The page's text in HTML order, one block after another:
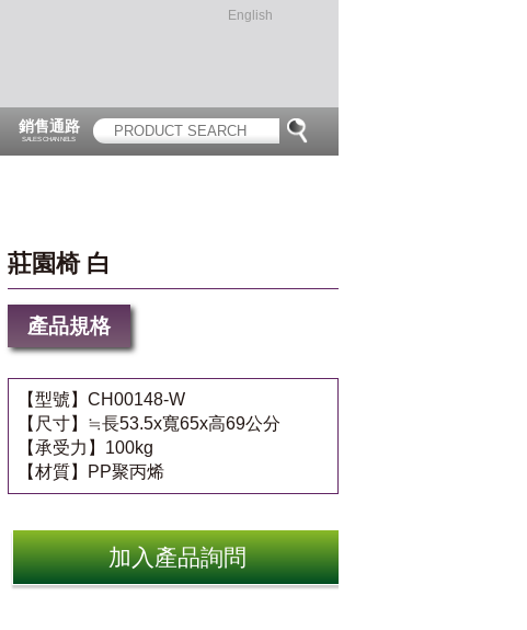
English
銷售通路
SALES CHANNELS
莊園椅 白
產品規格
【型號】CH00148-W
【尺寸】≒長53.5x寬65x高69公分
【承受力】100kg
【材質】PP聚丙烯
加入產品詢問